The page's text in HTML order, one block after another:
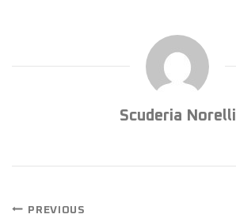
Scuderia Norelli
PREVIOUS